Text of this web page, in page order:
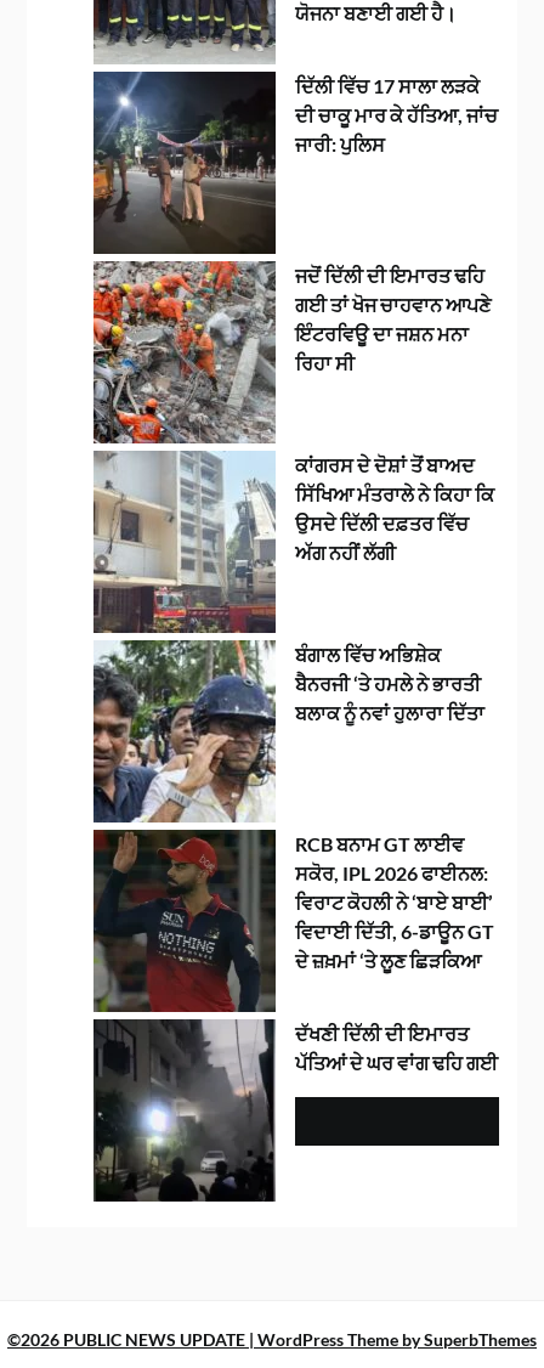
ਯੋਜਨਾ ਬਣਾਈ ਗਈ ਹੈ।
ਦਿੱਲੀ ਵਿੱਚ 17 ਸਾਲਾ ਲੜਕੇ
ਦੀ ਚਾਕੂ ਮਾਰ ਕੇ ਹੱਤਿਆ, ਜਾਂਚ
ਜਾਰੀ: ਪੁਲਿਸ
ਜਦੋਂ ਦਿੱਲੀ ਦੀ ਇਮਾਰਤ ਢਹਿ
ਗਈ ਤਾਂ ਖੋਜ ਚਾਹਵਾਨ ਆਪਣੇ
ਇੰਟਰਵਿਊ ਦਾ ਜਸ਼ਨ ਮਨਾ
ਰਿਹਾ ਸੀ
ਕਾਂਗਰਸ ਦੇ ਦੋਸ਼ਾਂ ਤੋਂ ਬਾਅਦ
ਸਿੱਖਿਆ ਮੰਤਰਾਲੇ ਨੇ ਕਿਹਾ ਕਿ
ਉਸਦੇ ਦਿੱਲੀ ਦਫ਼ਤਰ ਵਿੱਚ
ਅੱਗ ਨਹੀਂ ਲੱਗੀ
ਬੰਗਾਲ ਵਿੱਚ ਅਭਿਸ਼ੇਕ
ਬੈਨਰਜੀ ‘ਤੇ ਹਮਲੇ ਨੇ ਭਾਰਤੀ
ਬਲਾਕ ਨੂੰ ਨਵਾਂ ਹੁਲਾਰਾ ਦਿੱਤਾ
RCB ਬਨਾਮ GT ਲਾਈਵ
ਸਕੋਰ, IPL 2026 ਫਾਈਨਲ:
ਵਿਰਾਟ ਕੋਹਲੀ ਨੇ ‘ਬਾਏ ਬਾਈ’
ਵਿਦਾਈ ਦਿੱਤੀ, 6-ਡਾਊਨ GT
ਦੇ ਜ਼ਖ਼ਮਾਂ ‘ਤੇ ਲੂਣ ਛਿੜਕਿਆ
ਦੱਖਣੀ ਦਿੱਲੀ ਦੀ ਇਮਾਰਤ
ਪੱਤਿਆਂ ਦੇ ਘਰ ਵਾਂਗ ਢਹਿ ਗਈ
©2026 PUBLIC NEWS UPDATE | WordPress Theme bySuperbThemes